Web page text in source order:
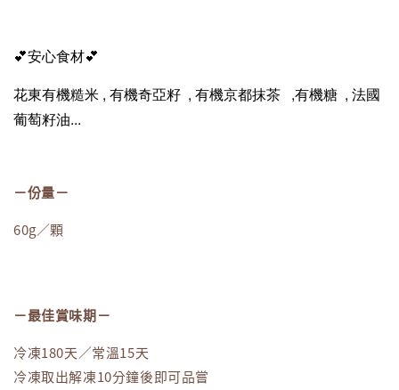
💕安心食材💕
花東有機糙米 , 有機奇亞籽 , 有機京都抹茶 ,有機糖 , 法國
葡萄籽油...
－份量－
60g／顆
－最佳賞味期－
冷凍180天／常溫15天
冷凍取出解凍10分鐘後即可品嘗